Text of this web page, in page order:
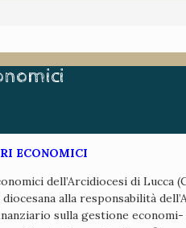
ECONOMICI
dell’Arcidiocesi di
alla responsabilità
sulla gestione